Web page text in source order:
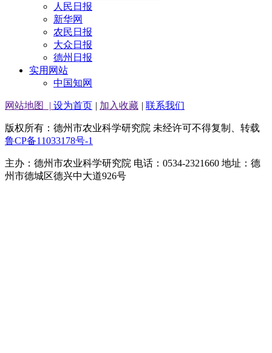
人民日报
新华网
农民日报
大众日报
德州日报
实用网站
中国知网
网站地图 | 设为首页 | 加入收藏 | 联系我们
版权所有：德州市农业科学研究院 未经许可不得复制、转载
鲁CP备11033178号-1
主办：德州市农业科学研究院 电话：0534-2321660 地址：德
州市德城区德兴中大道926号